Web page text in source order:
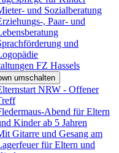
und Sozialberatung
, Paar- und
und
FZ Hassels
umschalten
NRW - Offener
Abend für Eltern
Kinder ab 5 Jahren
Gitarre und Gesang am
für Eltern und